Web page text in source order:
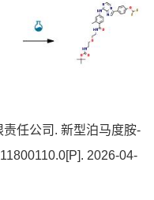
任公司. 新型泊马度胺-
2026-04-